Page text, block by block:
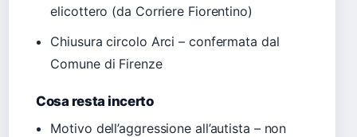
elicottero (da Corriere Fiorentino)
Chiusura circolo Arci – confermata dal
Comune di Firenze
Cosa resta incerto
Motivo dell’aggressione all’autista – non